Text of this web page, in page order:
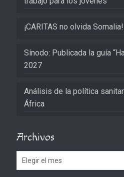
¡CARITAS no olvida Somalia!
Sínodo: Publicada la guía
2027
Análisis de la política
África
Archivos
Archivos